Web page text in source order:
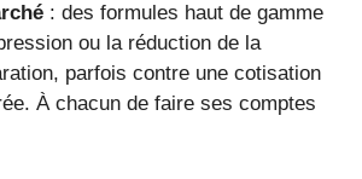
: des formules haut de gamme
ou la réduction de la
parfois contre une cotisation
À chacun de faire ses comptes